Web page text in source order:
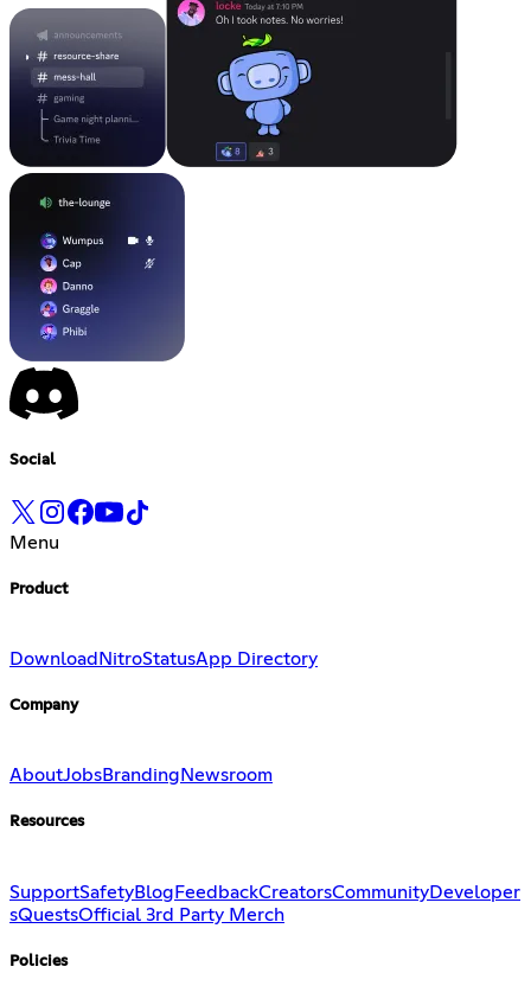
Social
Menu
Product
Download NitroStatusApp Directory
Company
AboutJobsBranding Newsroom
Resources
SupportSafetyBlog FeedbackCreatorsCommunityDeveloper
sQuestsOfficial 3rd Party Merch
Policies